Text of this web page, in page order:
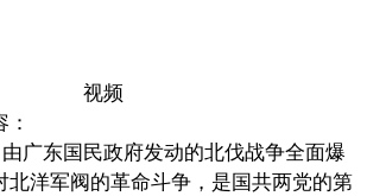
在线视频
视频
广东国民政府发动的北伐战争全面爆
北洋军阀的革命斗争，是国共两党的第